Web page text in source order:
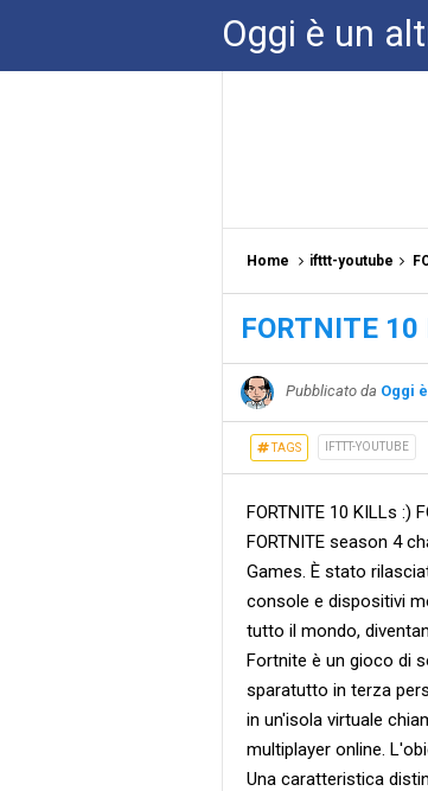
Oggi è un
Home ifttt-youtube
FORTNITE
Pubblicato da Oggi
TAGS IFTTT-YOUTUBE
FORTNITE 10 KILLs :)
FORTNITE season 4
Games. È stato
console e dispositivi
tutto il mondo,
Fortnite è un gioco di
sparatutto in terza
in un'isola virtuale
multiplayer online.
Una caratteristica